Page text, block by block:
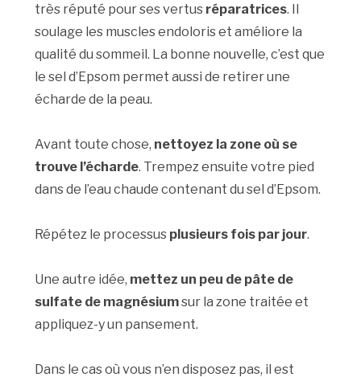
très réputé pour ses vertus réparatrices. Il
soulage les muscles endoloris et améliore la
qualité du sommeil. La bonne nouvelle, c’est que
le sel d’Epsom permet aussi de retirer une
écharde de la peau.
Avant toute chose, nettoyez la zone où se
trouve l’écharde. Trempez ensuite votre pied
dans de l’eau chaude contenant du sel d’Epsom.
Répétez le processus plusieurs fois par jour.
Une autre idée, mettez un peu de pâte de
sulfate de magnésiumsur la zone traitée et
appliquez-y un pansement.
Dans le cas où vous n’en disposez pas, il est